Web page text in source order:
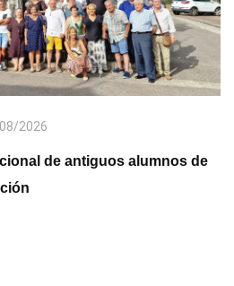
2026
de antiguos alumnos de